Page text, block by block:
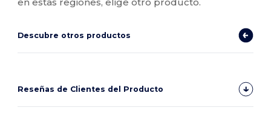
Descubre otros productos
Reseñas de Clientes del Producto